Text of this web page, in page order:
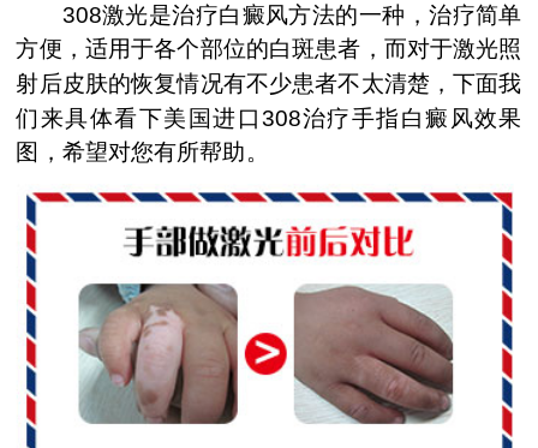
308激光是治疗白癜风方法的一种，治疗简单
方便，适用于各个部位的白斑患者，而对于激光照
射后皮肤的恢复情况有不少患者不太清楚，下面我
们来具体看下美国进口308治疗手指白癜风效果
图，希望对您有所帮助。